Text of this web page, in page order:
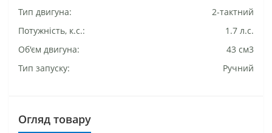
Тип двигуна:
2-тактний
Потужність, к.с.:
1.7 л.с.
Об'єм двигуна:
43 см3
Тип запуску:
Ручний
Огляд товару